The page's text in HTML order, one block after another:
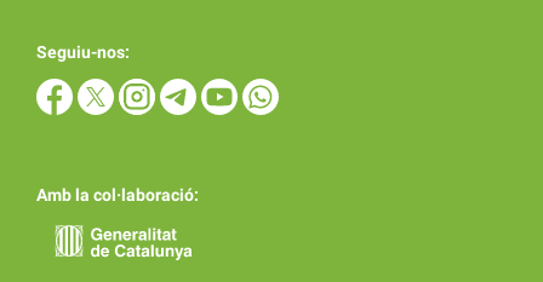
Seguiu-nos:
Amb la col·laboració: